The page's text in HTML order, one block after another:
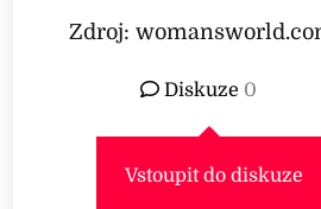
Zdroj:
Diskuze 0
Vstoupit do diskuze